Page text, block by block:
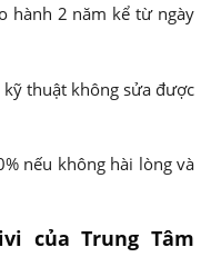
hành 2 năm kể từ ngày
kỹ thuật không sửa được
nếu không hài lòng và
của Trung Tâm